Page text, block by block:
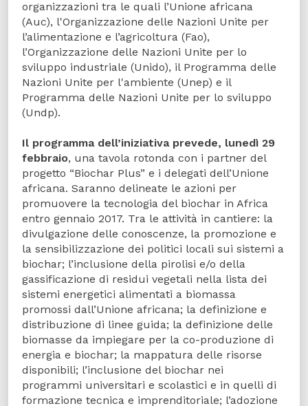
organizzazioni tra le quali l’Unione africana
(Auc), l'Organizzazione delle Nazioni Unite per
l’alimentazione e l’agricoltura (Fao),
l’Organizzazione delle Nazioni Unite per lo
sviluppo industriale (Unido), il Programma delle
Nazioni Unite per l'ambiente (Unep) e il
Programma delle Nazioni Unite per lo sviluppo
(Undp).
Il programma dell’iniziativa prevede, lunedì 29
febbraio, una tavola rotonda con i partner del
progetto “Biochar Plus” e i delegati dell’Unione
africana. Saranno delineate le azioni per
promuovere la tecnologia del biochar in Africa
entro gennaio 2017. Tra le attività in cantiere: la
divulgazione delle conoscenze, la promozione e
la sensibilizzazione dei politici locali sui sistemi a
biochar; l’inclusione della pirolisi e/o della
gassificazione di residui vegetali nella lista dei
sistemi energetici alimentati a biomassa
promossi dall’Unione africana; la definizione e
distribuzione di linee guida; la definizione delle
biomasse da impiegare per la co-produzione di
energia e biochar; la mappatura delle risorse
disponibili; l’inclusione del biochar nei
programmi universitari e scolastici e in quelli di
formazione tecnica e imprenditoriale; l’adozione